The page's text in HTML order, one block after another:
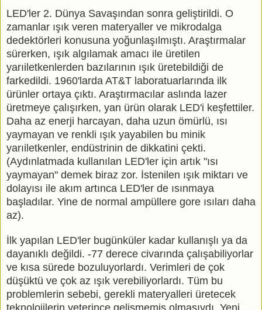
LED'ler 2. Dünya Savaşından sonra geliştirildi. O
zamanlar ışık veren materyaller ve mikrodalga
dedektörleri konusuna yoğunlaşılmıştı. Araştırmalar
sürerken, ışık algılamak amacı ile üretilen
yarıiletkenlerden bazılarının ışık üretebildiği de
farkedildi. 1960'larda AT&T laboratuarlarında ilk
ürünler ortaya çıktı. Araştırmacılar aslında lazer
üretmeye çalışırken, yan ürün olarak LED'i keşfettiler.
Daha az enerji harcayan, daha uzun ömürlü, ısı
yaymayan ve renkli ışık yayabilen bu minik
yarıiletkenler, endüstrinin de dikkatini çekti.
(Aydınlatmada kullanılan LED'ler için artık "ısı
yaymayan" demek biraz zor. İstenilen ışık miktarı ve
dolayısı ile akım artınca LED'ler de ısınmaya
başladılar. Yine de normal ampüllere gore ısıları daha
az).
İlk yapılan LED'ler bugünküler kadar kullanışlı ya da
dayanıklı değildi. -77 derece civarında çalışabiliyorlar
ve kısa sürede bozuluyorlardı. Verimleri de çok
düşüktü ve çok az ışık verebiliyorlardı. Tüm bu
problemlerin sebebi, gerekli materyalleri üretecek